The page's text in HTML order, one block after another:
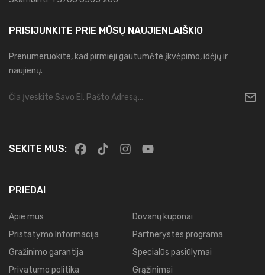
PRISIJUNKITE PRIE MŪSŲ NAUJIENLAIŠKIO
Prenumeruokite, kad pirmieji gautumėte įkvėpimo, idėjų ir
naujienų.
SEKITE MUS:
PRIEDAI
Apie mus
Pristatymo Informacija
Gražinimo garantija
Privatumo politika
Dovanų kuponai
Partnerystes programa
Specialūs pasiūlymai
Grąžinimai